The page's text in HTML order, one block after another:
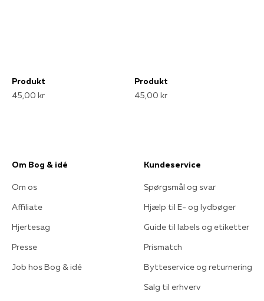
Produkt
45,00 kr
Produkt
45,00 kr
Om Bog & idé
Om os
Affiliate
Hjertesag
Presse
Job hos Bog & idé
Kundeservice
Spørgsmål og svar
Hjælp til E- og lydbøger
Guide til labels og etiketter
Prismatch
Bytteservice og returnering
Salg til erhverv